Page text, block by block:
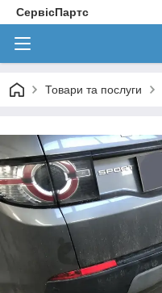
СервісПартс
Товари та послуги